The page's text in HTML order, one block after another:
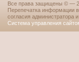
Все права защищены © —
Перепечатка информации
согласия администратора
Система управления